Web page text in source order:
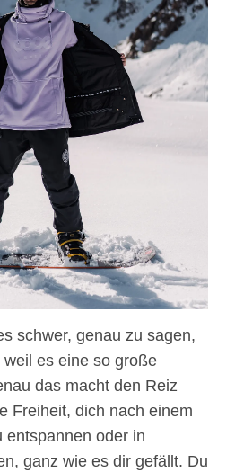
schwer, genau zu sagen,
es eine so große
das macht den Reiz
Freiheit, dich nach einem
entspannen oder in
ganz wie es dir gefällt. Du